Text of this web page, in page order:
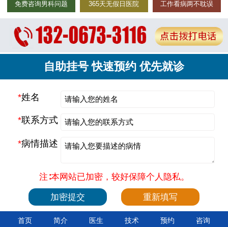
免费咨询男科问题 365天无假日医院 工作看病两不耽误
自助挂号 快速预约 优先就诊
*姓名
*联系方式
*病情描述
注∶本网站已加密，较好保障个人隐私。
首页 简介 医生 技术 预约 咨询